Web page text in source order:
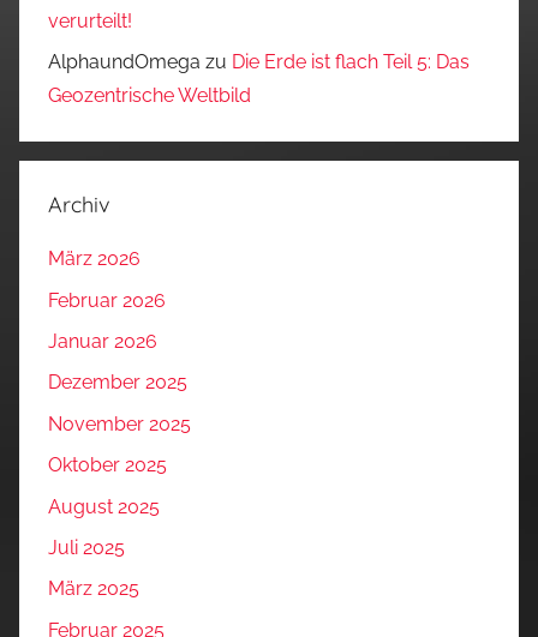
verurteilt!
AlphaundOmega zu Die Erde ist flach Teil 5: Das
Geozentrische Weltbild
Archiv
März 2026
Februar 2026
Januar 2026
Dezember 2025
November 2025
Oktober 2025
August 2025
Juli 2025
März 2025
Februar 2025